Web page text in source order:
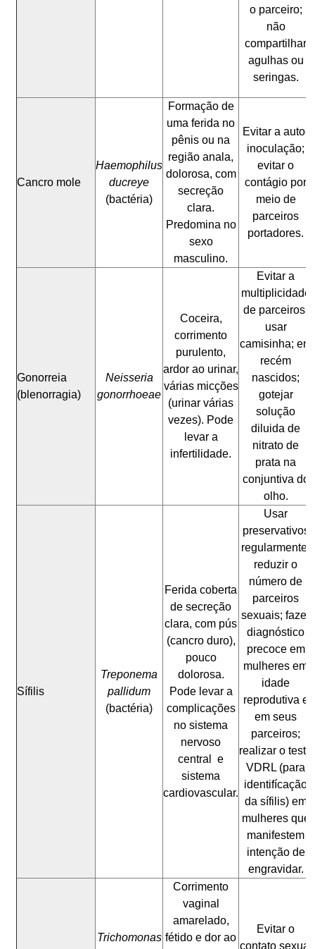
o parceiro;
não
compartilhar
agulhas ou
seringas.
Cancro mole
Haemophilus
ducreye
(bactéria)
Formação de
uma ferida no
pênis ou na
região anala,
dolorosa, com
secreção
clara.
Predomina no
sexo
masculino.
Evitar a auto-
inoculação;
evitar o
contágio por
meio de
parceiros
portadores.
Gonorreia
(blenorragia)
Neisseria
gonorrhoeae
Coceira,
corrimento
purulento,
ardor ao urinar,
várias micções
(urinar várias
vezes). Pode
levar a
infertilidade.
Evitar a
multiplicidade
de parceiros;
usar
camisinha; em
recém
nascidos;
gotejar
solução
diluida de
nitrato de
prata na
conjuntiva do
olho.
Sífilis
Treponema
pallidum
(bactéria)
Ferida coberta
de secreção
clara, com pús
(cancro duro),
pouco
dolorosa.
Pode levar a
complicações
no sistema
nervoso
central e
sistema
cardiovascular.
Usar
preservativos
regularmente,
reduzir o
número de
parceiros
sexuais; fazer
diagnóstico
precoce em
mulheres em
idade
reprodutiva e
em seus
parceiros;
realizar o teste
VDRL (para
identifícação
da sífilis) em
mulheres que
manifestem
intenção de
engravidar.
Trichomonas
Corrimento
vaginal
amarelado,
fétido e dor ao
Evitar o
contato sexual